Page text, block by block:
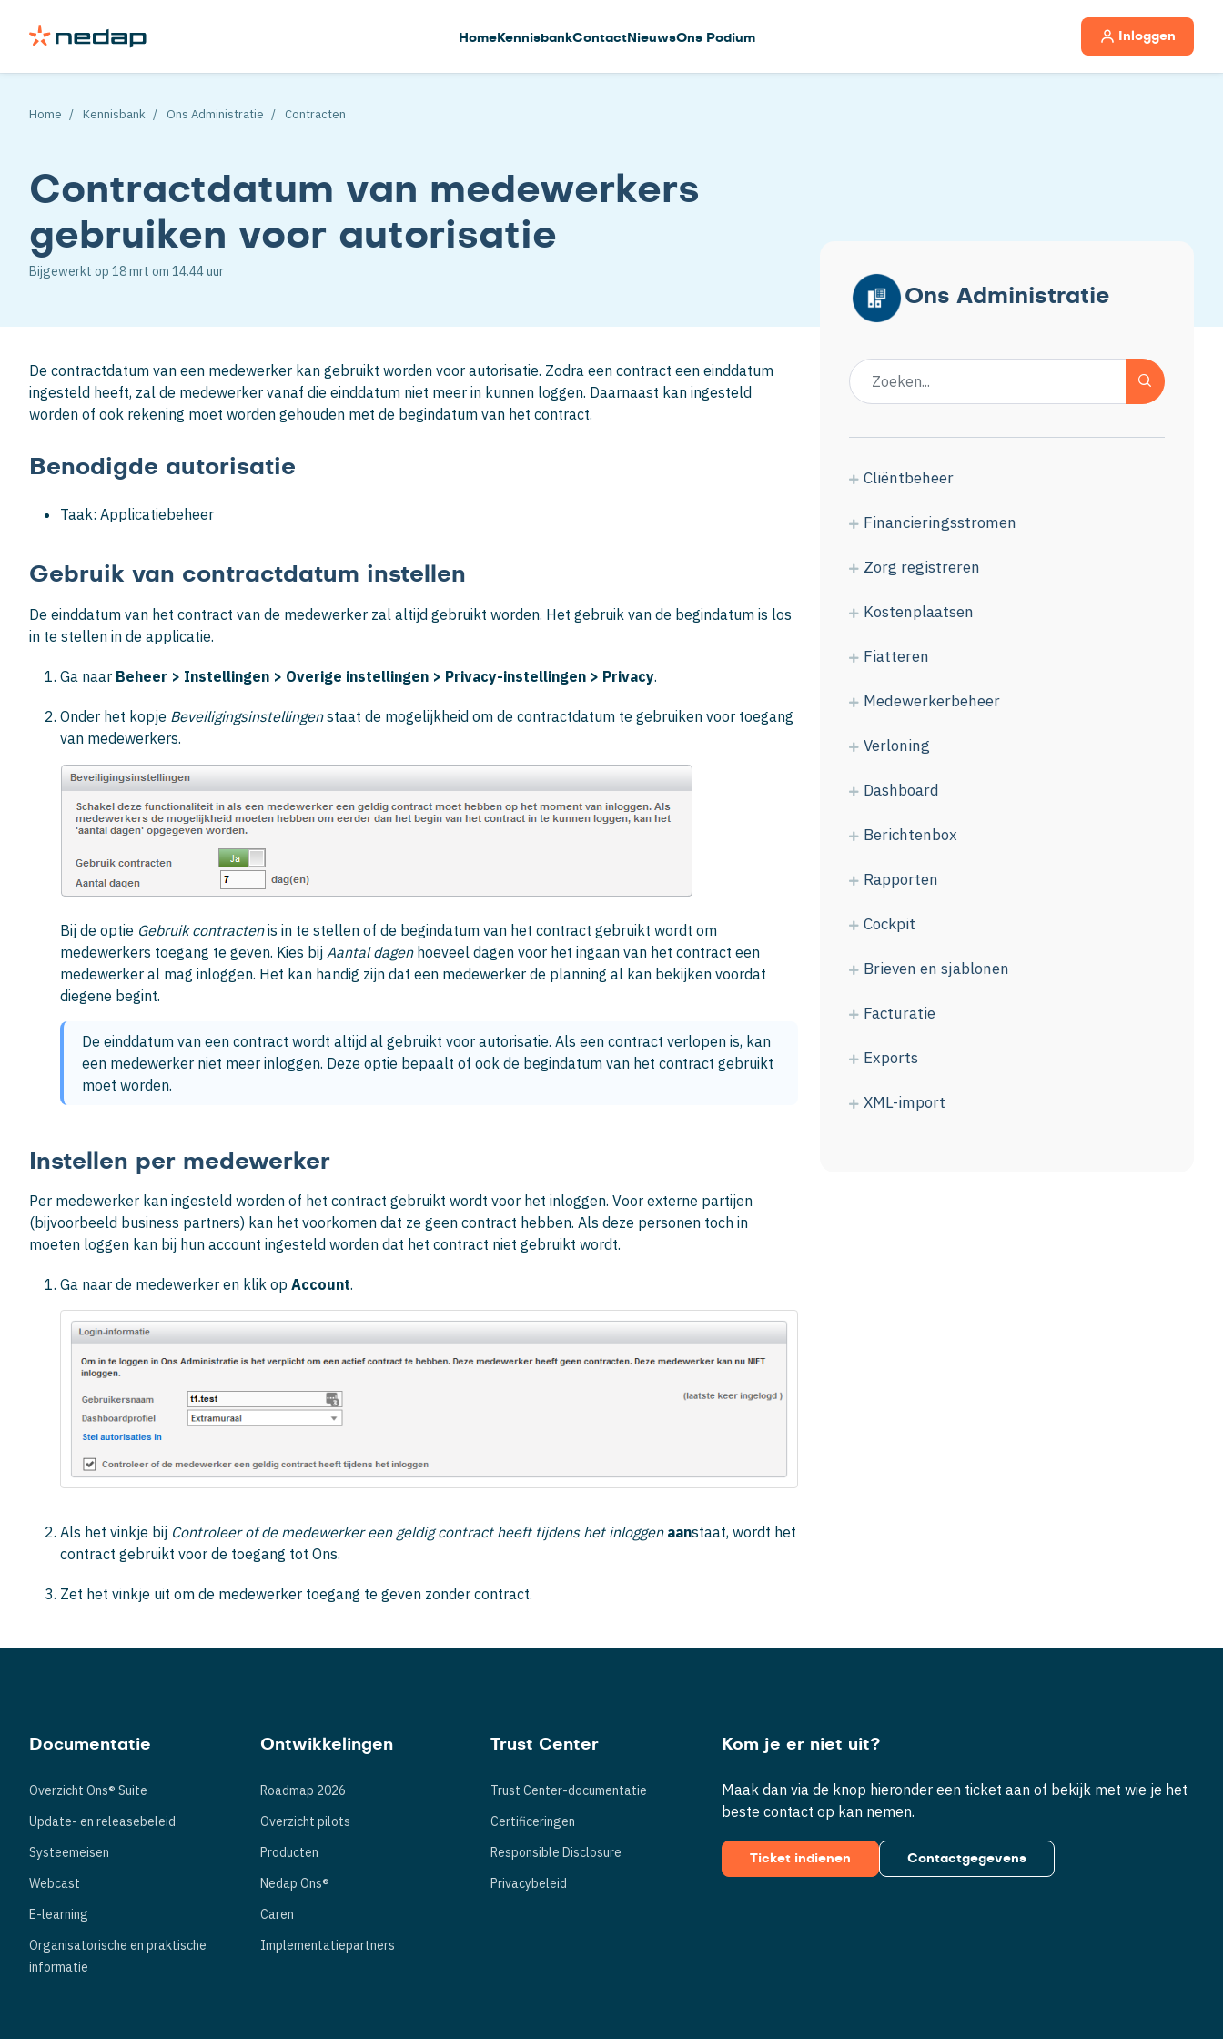
HomeKennisbankContactNieuwsOns Podium Inloggen
Home Kennisbank Ons Administratie Contracten
Contractdatum van medewerkers
gebruiken voor autorisatie
Bijgewerkt op 18 mrt om 14.44 uur
De contractdatum van een medewerker kan gebruikt worden voor autorisatie. Zodra een contract een einddatum
ingesteld heeft, zal de medewerker vanaf die einddatum niet meer in kunnen loggen. Daarnaast kan ingesteld
worden of ook rekening moet worden gehouden met de begindatum van het contract.
Benodigde autorisatie
Taak: Applicatiebeheer
Gebruik van contractdatum instellen
De einddatum van het contract van de medewerker zal altijd gebruikt worden. Het gebruik van de begindatum is los
in te stellen in de applicatie.
Ga naar Beheer > Instellingen > Overige instellingen > Privacy-instellingen > Privacy.
Onder het kopje Beveiligingsinstellingenstaat de mogelijkheid om de contractdatum te gebruiken voor toegang
van medewerkers.
Bij de optie Gebruik contractenis in te stellen of de begindatum van het contract gebruikt wordt om
medewerkers toegang te geven. Kies bij Aantal dagenhoeveel dagen voor het ingaan van het contract een
medewerker al mag inloggen. Het kan handig zijn dat een medewerker de planning al kan bekijken voordat
diegene begint.
De einddatum van een contract wordt altijd al gebruikt voor autorisatie. Als een contract verlopen is, kan
een medewerker niet meer inloggen. Deze optie bepaalt of ook de begindatum van het contract gebruikt
moet worden.
Instellen per medewerker
Per medewerker kan ingesteld worden of het contract gebruikt wordt voor het inloggen. Voor externe partijen
(bijvoorbeeld business partners) kan het voorkomen dat ze geen contract hebben. Als deze personen toch in
moeten loggen kan bij hun account ingesteld worden dat het contract niet gebruikt wordt.
Ga naar de medewerker en klik op Account.
Als het vinkje bij Controleer of de medewerker een geldig contract heeft tijdens het inloggen aanstaat, wordt het
contract gebruikt voor de toegang tot Ons.
Zet het vinkje uit om de medewerker toegang te geven zonder contract.
Ons Administratie
Cliëntbeheer
Financieringsstromen
Zorg registreren
Kostenplaatsen
Fiatteren
Medewerkerbeheer
Verloning
Dashboard
Berichtenbox
Rapporten
Cockpit
Brieven en sjablonen
Facturatie
Exports
XML-import
Documentatie
Overzicht Ons® Suite
Update- en releasebeleid
Systeemeisen
Webcast
E-learning
Organisatorische en praktische
informatie
Ontwikkelingen
Roadmap 2026
Overzicht pilots
Producten
Nedap Ons®
Caren
Implementatiepartners
Trust Center
Trust Center-documentatie
Certificeringen
Responsible Disclosure
Privacybeleid
Kom je er niet uit?
Maak dan via de knop hieronder een ticket aan of bekijk met wie je het
beste contact op kan nemen.
Ticket indienen Contactgegevens